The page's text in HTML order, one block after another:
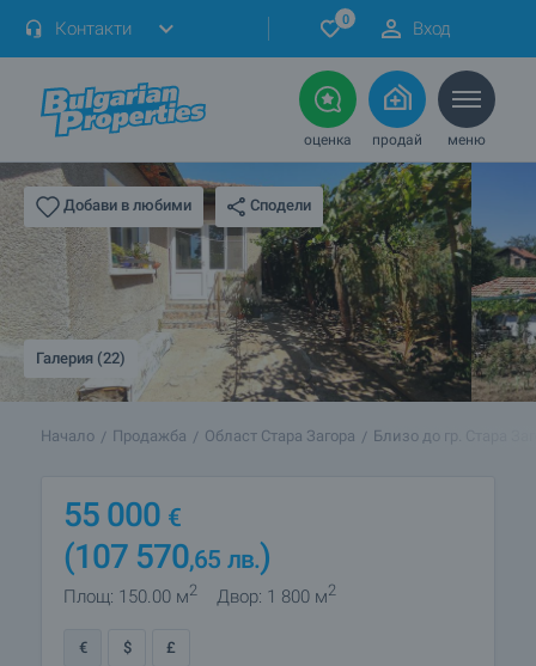
Контакти 0 Вход
оценка продай меню
Добави в любими Сподели
Галерия (22)
Начало Продажба Област Стара Загора Близо до гр. Стара
55 000 €
(107 570,65 лв.)
Площ: 150.00 м2 Двор: 1 800 м2
€ $ £